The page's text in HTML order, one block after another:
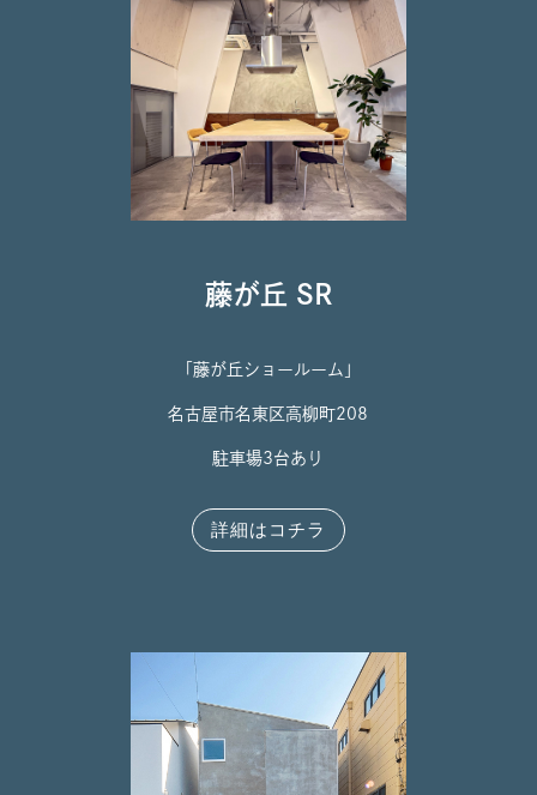
藤が丘 SR
「藤が丘ショールーム」
名古屋市名東区高柳町208
駐車場3台あり
詳細はコチラ